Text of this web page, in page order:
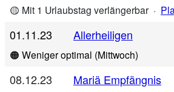
🟡 Mit 1 Urlaubstag verlängerbar ·
01.11.23 Allerheiligen
🟠 Weniger optimal (Mittwoch)
08.12.23 Mariä Empfängnis